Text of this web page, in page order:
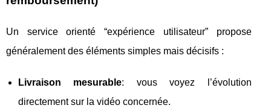
Un service orienté “expérience utilisateur” propose
généralement des éléments simples mais décisifs :
Livraison mesurable: vous voyez l’évolution
directement sur la vidéo concernée.